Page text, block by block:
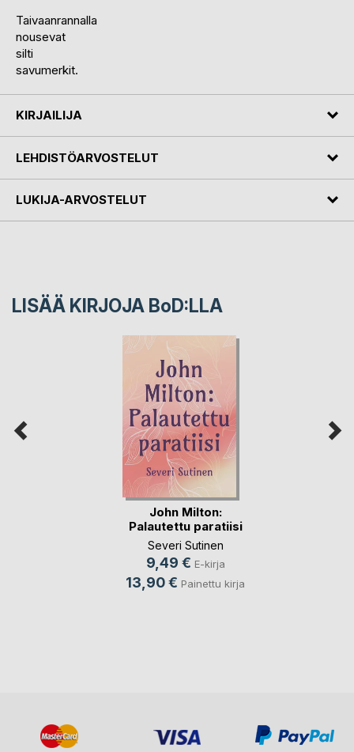
Taivaanrannalla
nousevat
silti
savumerkit.
KIRJAILIJA
LEHDISTÖARVOSTELUT
LUKIJA-ARVOSTELUT
LISÄÄ KIRJOJA BoD:LLA
John Milton:
Palautettu paratiisi
Severi Sutinen
9,49 € E-kirja
13,90 € Painettu kirja